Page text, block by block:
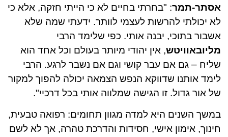
אסתר-תמר: "בחרתי בחיים לא כי הייתי חזקה, אלא כי
לא יכולתי להרשות לעצמי לוותר. ידעתי שמה שלא
אשבור בתוכי, יבנה אותי. כפי שלימד הרבי
מליובאוויטש, אין יהודי מיותר בעולם וכל אחד הוא
שליח – גם אם עבר קושי וגם אם נשבר לרגע. הרבי
לימד אותנו שדווקא הנפש הצמאה יכולה להפוך למקור
של אור גדול. זו הגישה שמלווה אותי בכל דרכיי".
במשך השנים היא למדה מגוון תחומים: רפואה טבעית,
חינוך, אימון אישי, חסידות והדרכת טהרה, אך לא לשם